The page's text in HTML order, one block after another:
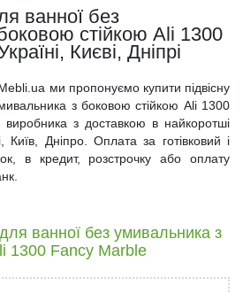
ванної без
стійкою Ali 1300
Києві, Дніпрі
ми пропонуємо купити підвісну
з боковою стійкою Ali 1300
з доставкою в найкоротші
Київ, Дніпро. Оплата за готівковий і
в кредит, розстрочку або оплату
ванної без умивальника з
1300 Fancy Marble